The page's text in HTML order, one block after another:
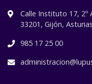
Calle Instituto 17, 2º
33201, Gijón, Asturias
985 17 25 00